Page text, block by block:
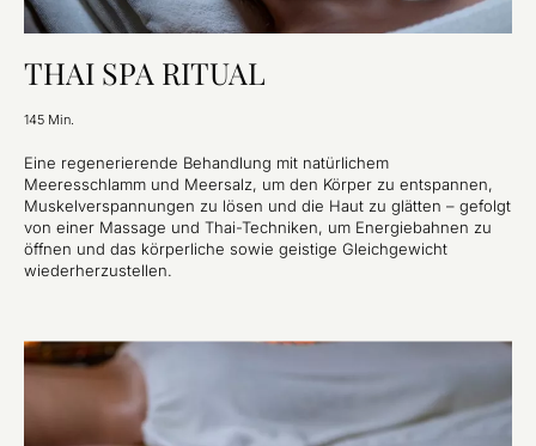
THAI SPA RITUAL
145 Min.
Eine regenerierende Behandlung mit natürlichem
Meeresschlamm und Meersalz, um den Körper zu entspannen,
Muskelverspannungen zu lösen und die Haut zu glätten – gefolgt
von einer Massage und Thai-Techniken, um Energiebahnen zu
öffnen und das körperliche sowie geistige Gleichgewicht
wiederherzustellen.